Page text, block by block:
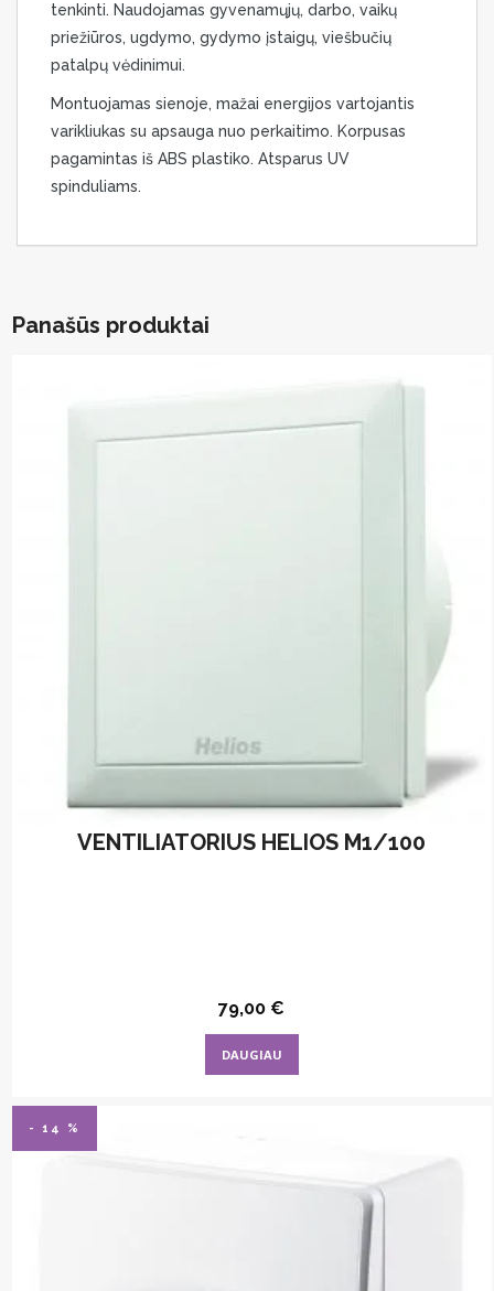
tenkinti. Naudojamas gyvenamųjų, darbo, vaikų
priežiūros, ugdymo, gydymo įstaigų, viešbučių
patalpų vėdinimui.
Montuojamas sienoje, mažai energijos vartojantis
varikliukas su apsauga nuo perkaitimo. Korpusas
pagamintas iš ABS plastiko. Atsparus UV
spinduliams.
Panašūs produktai
VENTILIATORIUS HELIOS M1/100
79,00 €
DAUGIAU
- 14 %